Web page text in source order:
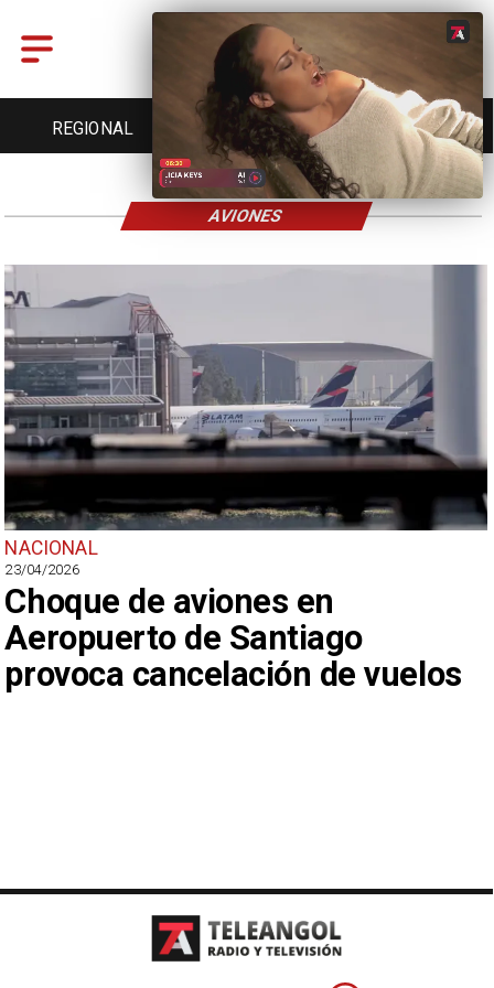
REGIONAL ENTRETENCIÓN DEPORTES
NACIONAL
23/04/2026
Choque de aviones en
Aeropuerto de Santiago
provoca cancelación de vuelos
AVIONES